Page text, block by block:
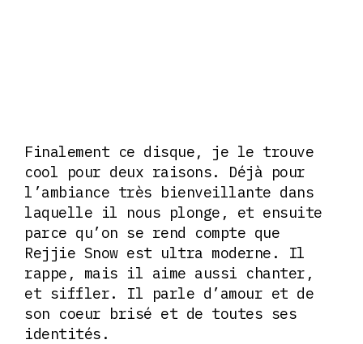
Finalement ce disque, je le trouve
cool pour deux raisons. Déjà pour
l’ambiance très bienveillante dans
laquelle il nous plonge, et ensuite
parce qu’on se rend compte que
Rejjie Snow est ultra moderne. Il
rappe, mais il aime aussi chanter,
et siffler. Il parle d’amour et de
son coeur brisé et de toutes ses
identités.